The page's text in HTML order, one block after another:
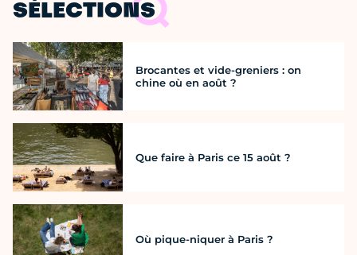
SÉLECTIONS
Brocantes et vide-greniers : on
chine où en août ?
Que faire à Paris ce 15 août ?
Où pique-niquer à Paris ?